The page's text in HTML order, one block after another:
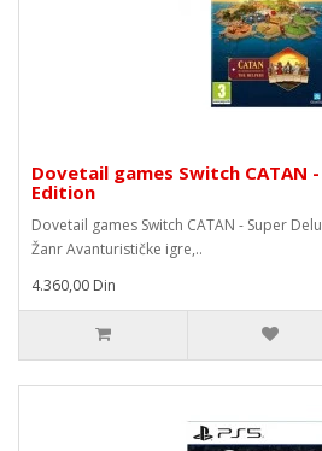
Dovetail games Switch CATAN
Edition
Dovetail games Switch CATAN - Super
Žanr Avanturističke igre,..
4.360,00 Din